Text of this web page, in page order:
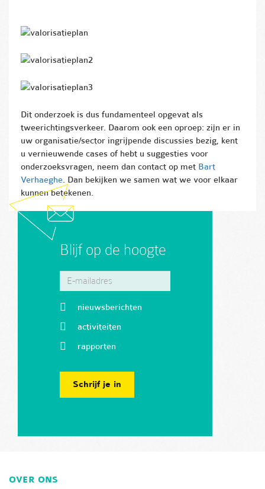
Dit onderzoek is dus fundamenteel opgevat als
tweerichtingsverkeer. Daarom ook een oproep: zijn er in
uw organisatie/sector ingrijpende discussies bezig, kent
u vernieuwende cases of hebt u suggesties voor
onderzoeksvragen, neem dan contact op met Bart
Verhaeghe. Dan bekijken we samen wat we voor elkaar
kunnen betekenen.
Blijf op de hoogte
nieuwsberichten
activiteiten
rapporten
Schrijf je in
OVER ONS